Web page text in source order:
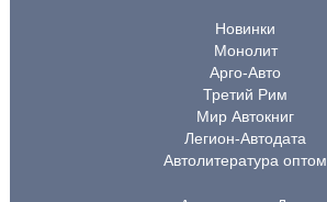
Новинки
Монолит
Арго-Авто
Третий Рим
Мир Автокниг
Легион-Автодата
Автолитература оптом